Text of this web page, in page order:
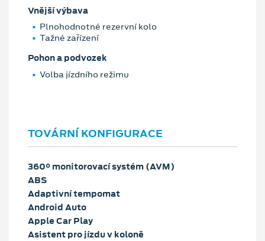
Vnější výbava
Plnohodnotné rezervní kolo
Tažné zařízení
Pohon a podvozek
Volba jízdního režimu
TOVÁRNÍ KONFIGURACE
360° monitorovací systém (AVM)
ABS
Adaptivní tempomat
Android Auto
Apple Car Play
Asistent pro jízdu v koloně